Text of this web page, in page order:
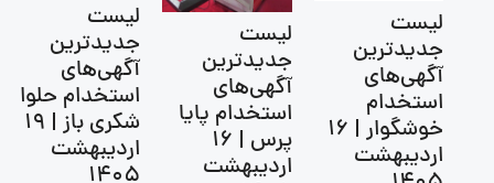
لیست
جدیدترین
آگهی‌های
استخدام حلوا
شکری باز | 19
اردیبهشت
لیست
جدیدترین
آگهی‌های
استخدام پایا
پرس | 16
اردیبهشت
لیست
جدیدترین
آگهی‌های
استخدام
خوشگوار | 16
اردیبهشت